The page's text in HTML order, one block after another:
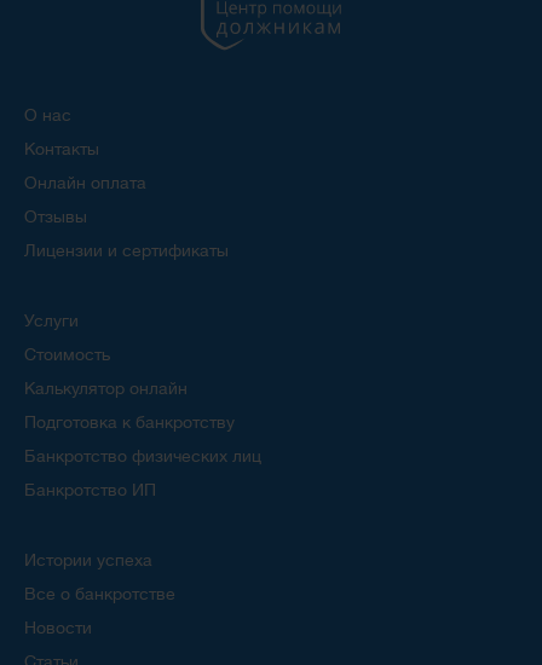
О нас
Контакты
Онлайн оплата
Отзывы
Лицензии и сертификаты
Услуги
Стоимость
Калькулятор онлайн
Подготовка к банкротству
Банкротство физических лиц
Банкротство ИП
Истории успеха
Все о банкротстве
Новости
Статьи